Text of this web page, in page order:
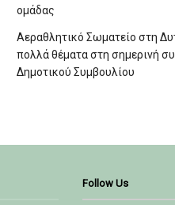
ομάδας
Αεραθλητικό Σωματείο στη
πολλά θέματα στη σημερινή
Δημοτικού Συμβουλίου
Follow Us